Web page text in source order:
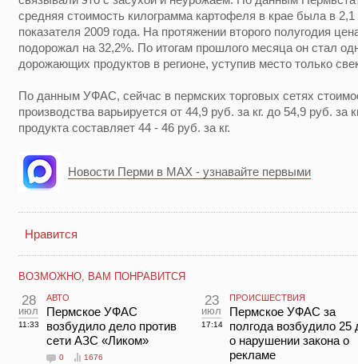
средняя стоимость килограмма картофеля в крае была в
показателя 2009 года. На протяжении второго полугодия
подорожал на 32,2%. По итогам прошлого месяца он стал
дорожающих продуктов в регионе, уступив место только
По данным УФАС, сейчас в пермских торговых сетях
производства варьируется от 44,9 руб. за кг. до 54,9 руб. за
продукта составляет 44 - 46 руб. за кг.
Новости Перми в MAX - узнавайте первыми
Нравится
ВОЗМОЖНО, ВАМ ПОНРАВИТСЯ
28
июл
11:33
АВТО
Пермское УФАС
возбудило дело против
сети АЗС «Ликом»
0 1676
23
июл
17:14
ПРОИСШЕСТВИЯ
Пермское УФАС за
полгода возбудило 25
о нарушении закона о
рекламе